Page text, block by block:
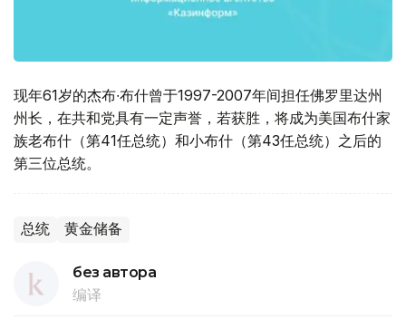
现年61岁的杰布∙布什曾于1997-2007年间担任佛罗里达州
州长，在共和党具有一定声誉，若获胜，将成为美国布什家
族老布什（第41任总统）和小布什（第43任总统）之后的
第三位总统。
总统 黄金储备
без автора
编译